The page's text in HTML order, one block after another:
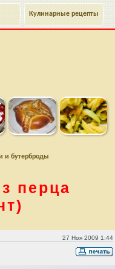
Кулинарные рецепты
и бутерброды
перца
27 Ноя 2009 1:44